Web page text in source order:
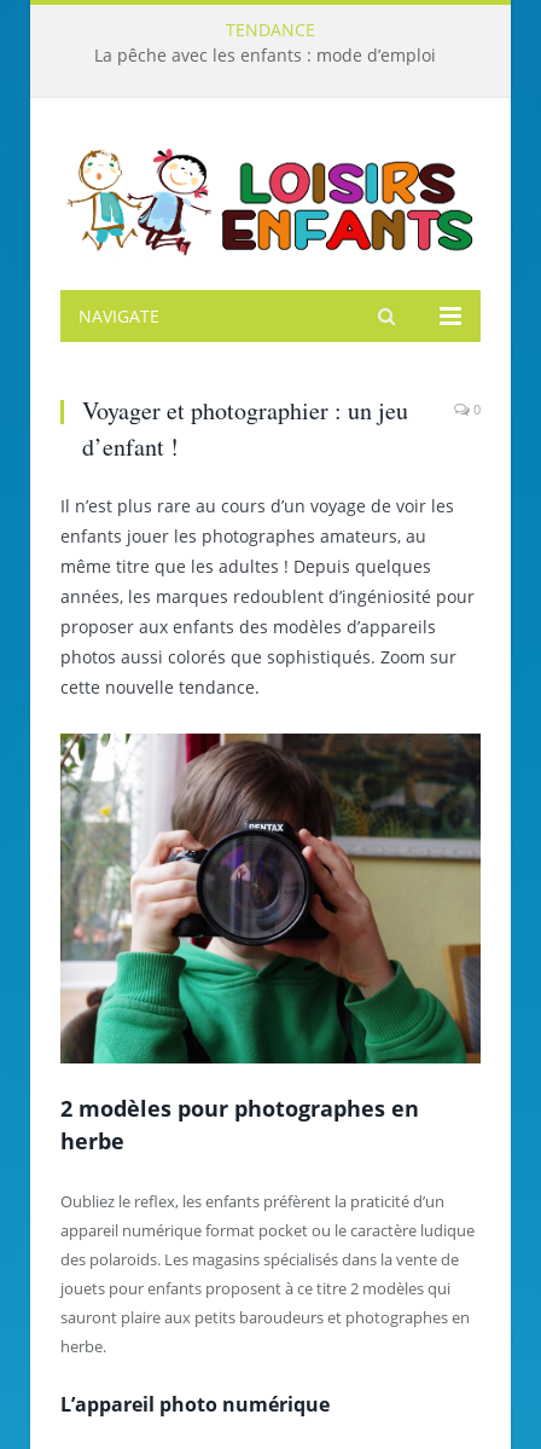
TENDANCE
La pêche avec les enfants : mode d’emploi
NAVIGATE
Voyager et photographier : un jeu
d’enfant !
0
Il n’est plus rare au cours d’un voyage de voir les
enfants jouer les photographes amateurs, au
même titre que les adultes ! Depuis quelques
années, les marques redoublent d’ingéniosité pour
proposer aux enfants des modèles d’appareils
photos aussi colorés que sophistiqués. Zoom sur
cette nouvelle tendance.
2 modèles pour photographes en
herbe
Oubliez le reflex, les enfants préfèrent la praticité d’un
appareil numérique format pocket ou le caractère ludique
des polaroids. Les magasins spécialisés dans la vente de
jouets pour enfants proposent à ce titre 2 modèles qui
sauront plaire aux petits baroudeurs et photographes en
herbe.
L’appareil photo numérique